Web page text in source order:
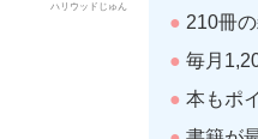
ハリウッドじゅん
● 210冊
● 毎月
● 本もポ